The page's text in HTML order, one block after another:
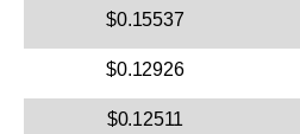
$0.15537
$0.12926
$0.12511